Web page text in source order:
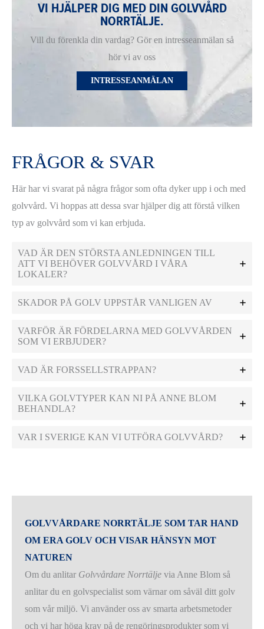
VI HJÄLPER DIG MED DIN GOLVVÅRD
NORRTÄLJE.
Vill du förenkla din vardag? Gör en intresseanmälan så
hör vi av oss
INTRESSEANMÄLAN
FRÅGOR & SVAR
Här har vi svarat på några frågor som ofta dyker upp i och med
golvvård. Vi hoppas att dessa svar hjälper dig att förstå vilken
typ av golvvård som vi kan erbjuda.
VAD ÄR DEN STÖRSTA ANLEDNINGEN TILL
ATT VI BEHÖVER GOLVVÅRD I VÅRA
LOKALER?
SKADOR PÅ GOLV UPPSTÅR VANLIGEN AV
VARFÖR ÄR FÖRDELARNA MED GOLVVÅRDEN
SOM VI ERBJUDER?
VAD ÄR FORSSELLSTRAPPAN?
VILKA GOLVTYPER KAN NI PÅ ANNE BLOM
BEHANDLA?
VAR I SVERIGE KAN VI UTFÖRA GOLVVÅRD?
GOLVVÅRDARE NORRTÄLJE SOM TAR HAND
OM ERA GOLV OCH VISAR HÄNSYN MOT
NATUREN
Om du anlitar Golvvårdare Norrtälje via Anne Blom så
anlitar du en golvspecialist som värnar om såväl ditt golv
som vår miljö. Vi använder oss av smarta arbetsmetoder
och vi har höga krav på de rengöringsprodukter som vi